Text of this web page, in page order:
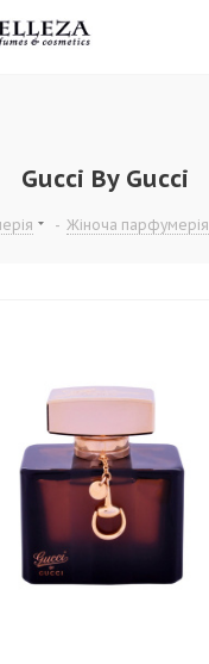
Gucci By Gucci
- Жіноча парфумерія